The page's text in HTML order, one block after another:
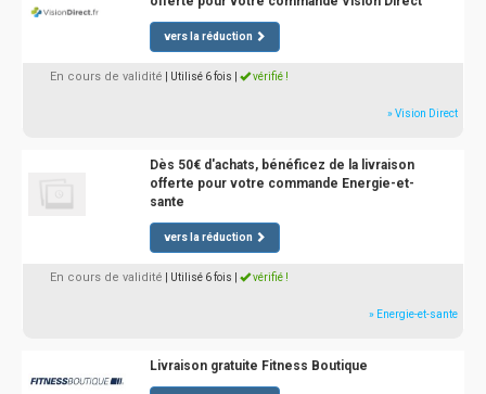
vers la réduction
En cours de validité | Utilisé 6 fois vérifié !
» Vision Direct
Dès 50€ d'achats, bénéficez de la livraison
offerte pour votre commande Energie-et-
sante
vers la réduction
En cours de validité | Utilisé 6 fois vérifié !
» Energie-et-sante
Livraison gratuite Fitness Boutique